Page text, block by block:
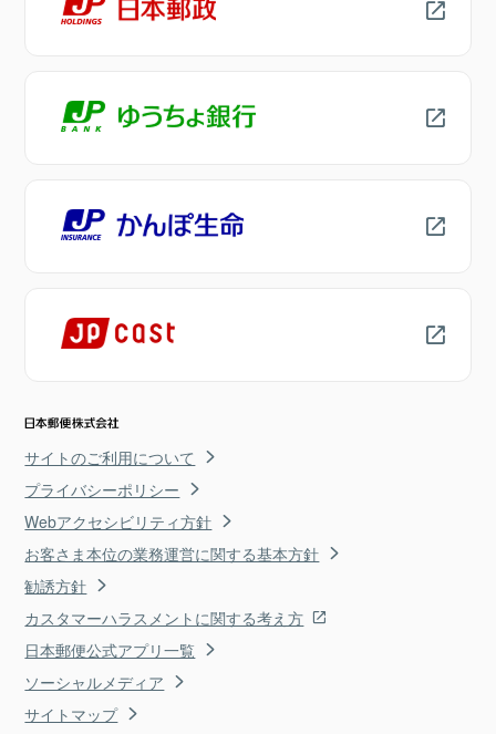
サイトのご利用について
プライバシーポリシー
Webアクセシビリティ方針
お客さま本位の業務運営に関する基本方針
勧誘方針
カスタマーハラスメントに関する考え方
日本郵便公式アプリ一覧
ソーシャルメディア
サイトマップ